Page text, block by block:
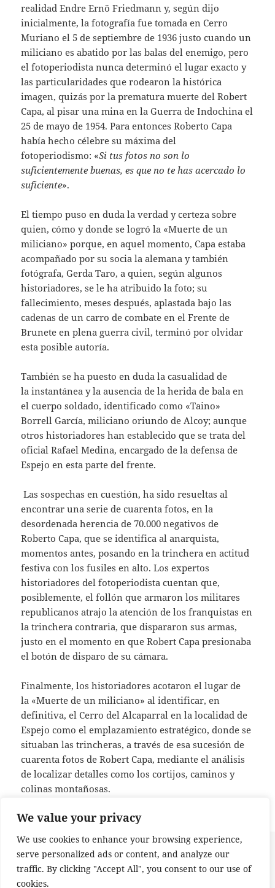
We value your privacy
We use cookies to enhance your browsing experience,
serve personalized ads or content, and analyze our
traffic. By clicking "Accept All", you consent to our use of
cookies.
realidad Endre Ernö Friedmann y, según dijo
inicialmente, la fotografía fue tomada en Cerro
Muriano el 5 de septiembre de 1936 justo cuando un
miliciano es abatido por las balas del enemigo, pero
el fotoperiodista nunca determinó el lugar exacto y
las particularidades que rodearon la histórica
imagen, quizás por la prematura muerte del Robert
Capa, al pisar una mina en la Guerra de Indochina el
25 de mayo de 1954. Para entonces Roberto Capa
había hecho célebre su máxima del
fotoperiodismo: «Si tus fotos no son lo
suficientemente buenas, es que no te has acercado lo
suficiente».
El tiempo puso en duda la verdad y certeza sobre
quien, cómo y donde se logró la «Muerte de un
miliciano» porque, en aquel momento, Capa estaba
acompañado por su socia la alemana y también
fotógrafa, Gerda Taro, a quien, según algunos
historiadores, se le ha atribuido la foto; su
fallecimiento, meses después, aplastada bajo las
cadenas de un carro de combate en el Frente de
Brunete en plena guerra civil, terminó por olvidar
esta posible autoría.
También se ha puesto en duda la casualidad de
la instantánea y la ausencia de la herida de bala en
el cuerpo soldado, identificado como «Taino»
Borrell García, miliciano oriundo de Alcoy; aunque
otros historiadores han establecido que se trata del
oficial Rafael Medina, encargado de la defensa de
Espejo en esta parte del frente.
Las sospechas en cuestión, ha sido resueltas al
encontrar una serie de cuarenta fotos, en la
desordenada herencia de 70.000 negativos de
Roberto Capa, que se identifica al anarquista,
momentos antes, posando en la trinchera en actitud
festiva con los fusiles en alto. Los expertos
historiadores del fotoperiodista cuentan que,
posiblemente, el follón que armaron los militares
republicanos atrajo la atención de los franquistas en
la trinchera contraria, que dispararon sus armas,
justo en el momento en que Robert Capa presionaba
el botón de disparo de su cámara.
Finalmente, los historiadores acotaron el lugar de
la «Muerte de un miliciano» al identificar, en
definitiva, el Cerro del Alcaparral en la localidad de
Espejo como el emplazamiento estratégico, donde se
situaban las trincheras, a través de esa sucesión de
cuarenta fotos de Robert Capa, mediante el análisis
de localizar detalles como los cortijos, caminos y
colinas montañosas.
el
Etiquetas
Camino de Santiago ,Camino
Mozarabe,Cerro Muriano, Chemin Saint Jacques,Cuentos
Peregrinos ,Espejo,Guerra Civil Española ,Muerte de un miliciano,
Rafael Medina